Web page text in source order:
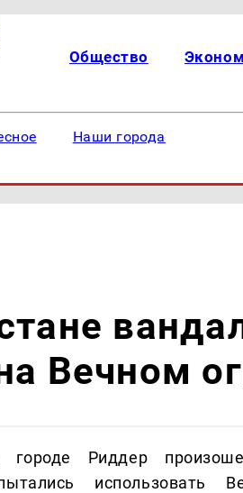
Общество
Наши города
Вечном
городе Риддер